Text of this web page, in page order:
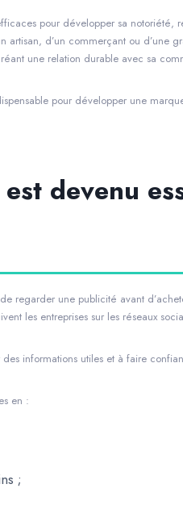
pour développer sa
artisan, d’un commerçant ou
une relation durable avec sa
pour développer une
devenu
regarder une publicité avant
les entreprises sur les réseaux
informations utiles et à faire
en :
;